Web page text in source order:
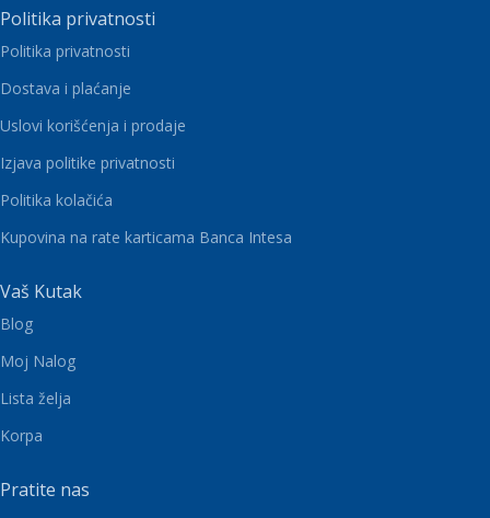
Politika privatnosti
Politika privatnosti
Dostava i plaćanje
Uslovi korišćenja i prodaje
Izjava politike privatnosti
Politika kolačića
Kupovina na rate karticama Banca Intesa
Vaš Kutak
Blog
Moj Nalog
Lista želja
Korpa
Pratite nas